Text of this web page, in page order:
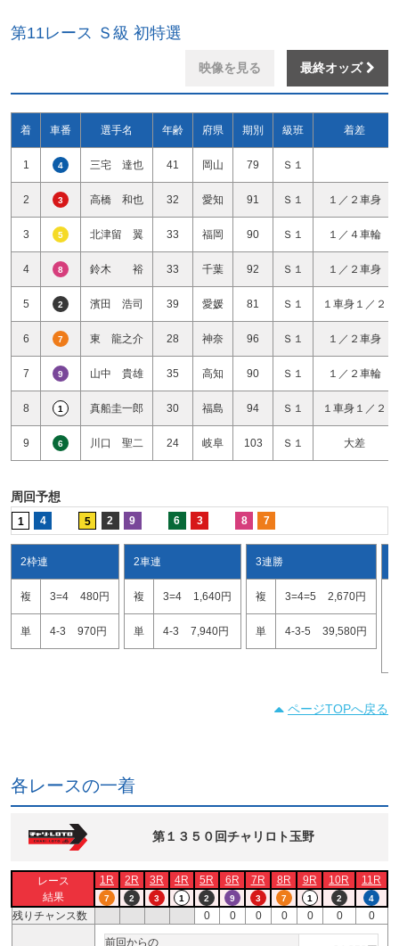
第11レース Ｓ級 初特選
映像を見る 最終オッズ
着 車番 選手名 年齢 府県 期別 級班 着差
1 4 三宅 達也 41 岡山 79 Ｓ１
2 3 高橋 和也 32 愛知 91 Ｓ１ １／２車身
3 5 北津留 翼 33 福岡 90 Ｓ１ １／４車輪
4 8 鈴木 裕 33 千葉 92 Ｓ１ １／２車身
5 2 濱田 浩司 39 愛媛 81 Ｓ１ １車身１／２
6 7 東 龍之介 28 神奈 96 Ｓ１ １／２車身
7 9 山中 貴雄 35 高知 90 Ｓ１ １／２車輪
8 1 真船圭一郎 30 福島 94 Ｓ１ １車身１／２
9 6 川口 聖二 24 岐阜 103 Ｓ１ 大差
周回予想
1 4 5 2 9 6 3 8 7
2枠連
複 3=4 480円
単 4-3 970円
2車連
複 3=4 1,640円
単 4-3 7,940円
3連勝
複 3=4=5 2,670円
単 4-3-5 39,580円
ページTOPへ戻る
各レースの一着
第１３５０回チャリロト玉野
レース
結果
1R 2R 3R 4R 5R 6R 7R 8R 9R 10R 11R
7 2 3 1 2 9 3 7 1 2 4
残りチャンス数 0 0 0 0 0 0 0
前回からの